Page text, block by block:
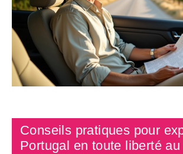
Conseils pratiques pour
Portugal en toute liberté